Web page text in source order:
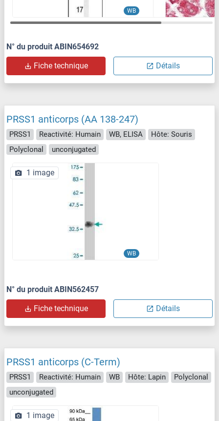
WB
N° du produit ABIN654692
Fiche technique Détails
PRSS1 anticorps (AA 138-247)
PRSS1 Reactivité: Humain WB, ELISA
Hôte: Souris
Polyclonal
unconjugated
WB
1 image
N° du produit ABIN562457
Fiche technique Détails
PRSS1 anticorps (C-Term)
PRSS1 Reactivité: Humain WB Hôte: Lapin
Polyclonal
unconjugated
1 image